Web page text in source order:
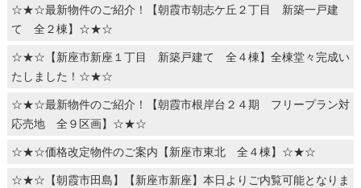
☆★☆最新物件のご紹介！【朝霞市朝志ケ丘２丁目 新築一戸建
て 全２棟】☆★☆
☆★☆【新座市新座１丁目 新築戸建て 全４棟】全棟堂々完成い
たしました！☆★☆
☆★☆最新物件のご紹介！【朝霞市根岸台２４期 フリープラン対
応売地 全９区画】☆★☆
☆★☆価格改定物件のご案内【新座市東北 全４棟】☆★☆
☆★☆【朝霞市田島】【新座市新座】本日よりご内覧可能となりま